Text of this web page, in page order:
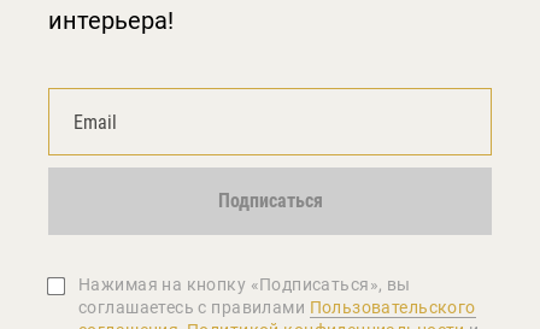
интерьера!
Подписаться
Нажимая на кнопку «Подписаться», вы
соглашаетеcь с правилами Пользовательского